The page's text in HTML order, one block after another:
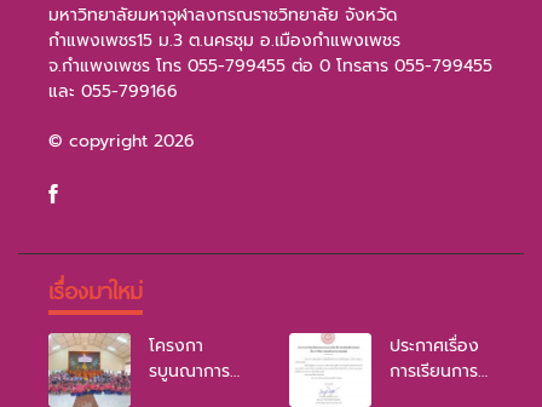
มหาวิทยาลัยมหาจุฬาลงกรณราชวิทยาลัย จังหวัด
กำแพงเพชร15 ม.3 ต.นครชุม อ.เมืองกำแพงเพชร
จ.กำแพงเพชร โทร 055-799455 ต่อ 0 โทรสาร 055-799455
และ 055-799166
© copyright 2026
เรื่องมาใหม่
โครงกา
รบูนณาการ
ประกาศเรื่อง
การเรียนการ